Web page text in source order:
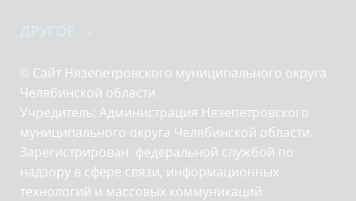
ДРУГОЕ
© Сайт Нязепетровского муниципального округа
Челябинской области
Учредитель: Администрация Нязепетровского
муниципального округа Челябинской области.
Зарегистрирован федеральной службой по
надзору в сфере связи, информационных
технологий и массовых коммуникаций